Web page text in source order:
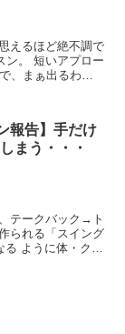
えるほど絶不調で
、まぁ出るわ出
報告】手だけ
まう・・・
テークバック→ト
られる「スイング